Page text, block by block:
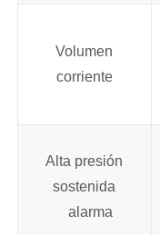
Volumen
corriente
Alta presión
sostenida
alarma